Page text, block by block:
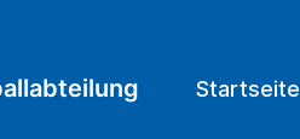
Startseite